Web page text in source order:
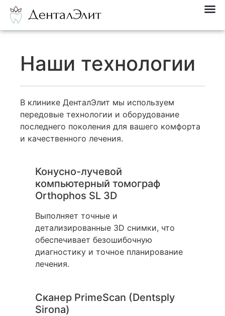
Наши технологии​
В клинике ДенталЭлит мы используем
передовые технологии и оборудование
последнего поколения для вашего комфорта
и качественного лечения.
Конусно-лучевой
компьютерный томограф
Orthophos SL 3D
Выполняет точные и
детализированные 3D снимки, что
обеспечивает безошибочную
диагностику и точное планирование
лечения.
Сканер PrimeScan (Dentsply
Sirona)